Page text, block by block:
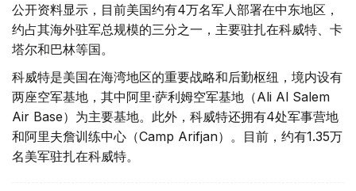
公开资料显示，目前美国约有4万名军人部署在中东地区，
约占其海外驻军总规模的三分之一，主要驻扎在科威特、卡
塔尔和巴林等国。
科威特是美国在海湾地区的重要战略和后勤枢纽，境内设有
两座空军基地，其中阿里·萨利姆空军基地（Ali Al Salem
Air Base）为主要基地。此外，科威特还拥有4处军事营地
和阿里夫詹训练中心（Camp Arifjan）。目前，约有1.35万
名美军驻扎在科威特。